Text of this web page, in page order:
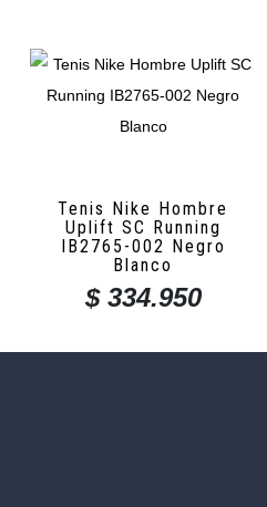
Tenis Nike Hombre
Uplift SC Running
IB2765-002 Negro
Blanco
$334.950